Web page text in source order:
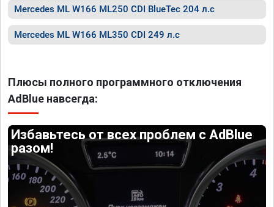
Mercedes ML W166 ML250 CDI BlueTec 204 л.с
Mercedes ML W166 ML350 CDI 249 л.с
Плюсы полного программного отключения
AdBlue навсегда:
Избавьтесь от всех проблем с AdBlue
разом!